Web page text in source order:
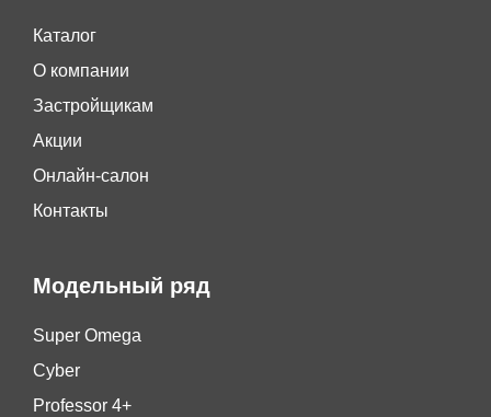
Каталог
О компании
Застройщикам
Акции
Онлайн-салон
Контакты
Модельный ряд
Super Omega
Cyber
Professor 4+